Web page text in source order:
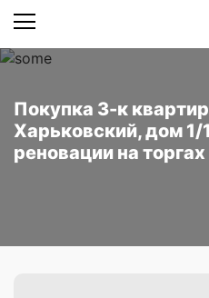
Покупка 3-к
Харьковский, дом 1/
реновации на торгах